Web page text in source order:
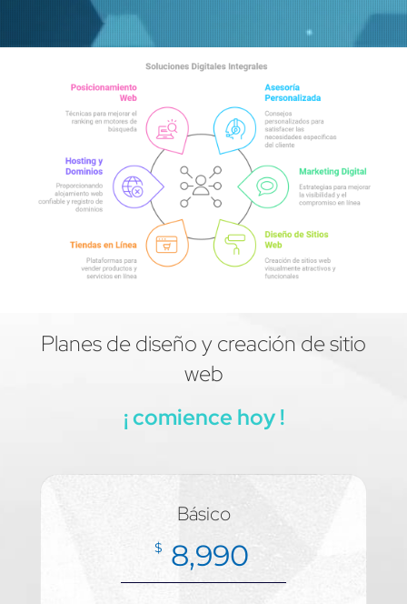
Planes de diseño y creación de sitio
web
¡ comience hoy !
Básico
$ 8,990